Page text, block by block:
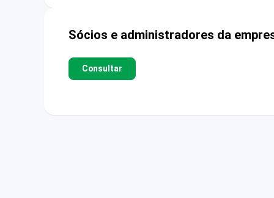
Sócios e administradores da
Consultar